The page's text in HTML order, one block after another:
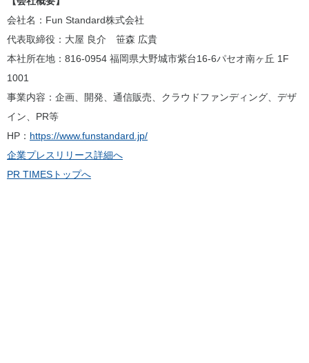
会社名：Fun Standard株式会社
代表取締役：大屋 良介 笹森 広貴
本社所在地：816-0954 福岡県大野城市紫台16-6パセオ南ヶ丘 1F
1001
事業内容：企画、開発、通信販売、クラウドファンディング、デザ
イン、PR等
HP： https://www.funstandard.jp/
企業プレスリリース詳細へ
PR TIMESトップへ